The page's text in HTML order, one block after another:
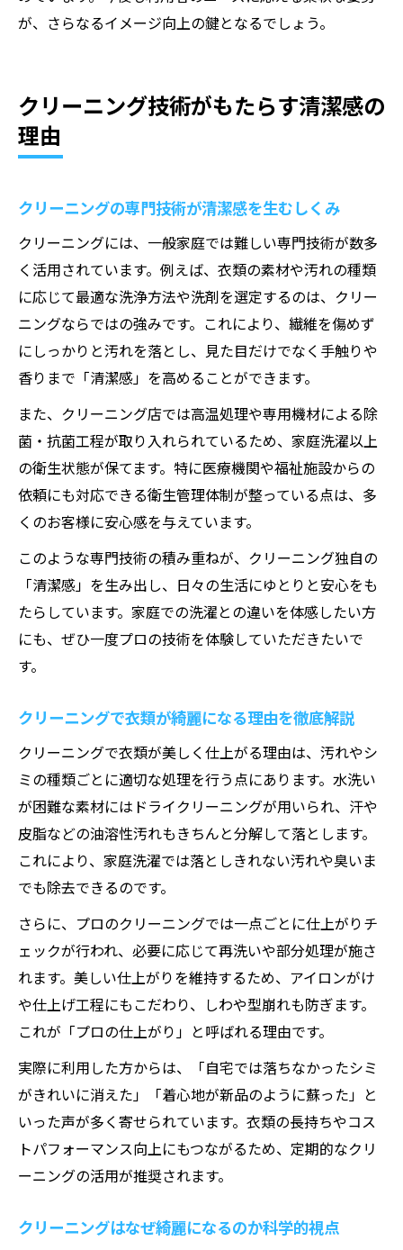
が、さらなるイメージ向上の鍵となるでしょう。
クリーニング技術がもたらす清潔感の
理由
クリーニングの専門技術が清潔感を生むしくみ
クリーニングには、一般家庭では難しい専門技術が数多
く活用されています。例えば、衣類の素材や汚れの種類
に応じて最適な洗浄方法や洗剤を選定するのは、クリー
ニングならではの強みです。これにより、繊維を傷めず
にしっかりと汚れを落とし、見た目だけでなく手触りや
香りまで「清潔感」を高めることができます。
また、クリーニング店では高温処理や専用機材による除
菌・抗菌工程が取り入れられているため、家庭洗濯以上
の衛生状態が保てます。特に医療機関や福祉施設からの
依頼にも対応できる衛生管理体制が整っている点は、多
くのお客様に安心感を与えています。
このような専門技術の積み重ねが、クリーニング独自の
「清潔感」を生み出し、日々の生活にゆとりと安心をも
たらしています。家庭での洗濯との違いを体感したい方
にも、ぜひ一度プロの技術を体験していただきたいで
す。
クリーニングで衣類が綺麗になる理由を徹底解説
クリーニングで衣類が美しく仕上がる理由は、汚れやシ
ミの種類ごとに適切な処理を行う点にあります。水洗い
が困難な素材にはドライクリーニングが用いられ、汗や
皮脂などの油溶性汚れもきちんと分解して落とします。
これにより、家庭洗濯では落としきれない汚れや臭いま
でも除去できるのです。
さらに、プロのクリーニングでは一点ごとに仕上がりチ
ェックが行われ、必要に応じて再洗いや部分処理が施さ
れます。美しい仕上がりを維持するため、アイロンがけ
や仕上げ工程にもこだわり、しわや型崩れも防ぎます。
これが「プロの仕上がり」と呼ばれる理由です。
実際に利用した方からは、「自宅では落ちなかったシミ
がきれいに消えた」「着心地が新品のように蘇った」と
いった声が多く寄せられています。衣類の長持ちやコス
トパフォーマンス向上にもつながるため、定期的なクリ
ーニングの活用が推奨されます。
クリーニングはなぜ綺麗になるのか科学的視点